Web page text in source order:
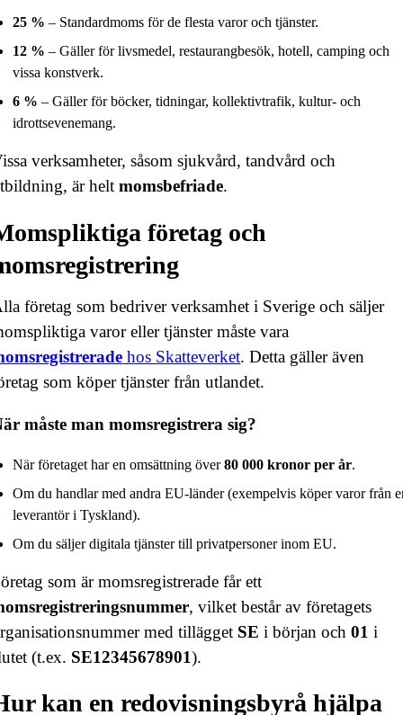
25 % – Standardmoms för de flesta varor och tjänster.
12 % – Gäller för livsmedel, restaurangbesök, hotell, camping och
vissa konstverk.
6 % – Gäller för böcker, tidningar, kollektivtrafik, kultur- och
idrottsevenemang.
verksamheter, såsom sjukvård, tandvård och
är heltmomsbefriade.
företag och
företag som bedriver verksamhet i Sverige och säljer
varor eller tjänster måste vara
hos Skatteverket. Detta gäller även
som köper tjänster från utlandet.
måste man momsregistrera sig?
När företaget har en omsättning över80 000 kronor per år.
Om du handlar med andra EU-länder (exempelvis köper varor från
leverantör i Tyskland).
Om du säljer digitala tjänster till privatpersoner inom EU.
som är momsregistrerade får ett
, vilket består av företagets
med tillägget SE i början och01 i
(t.ex. SE12345678901).
kan en redovisningsbyrå hjälpa